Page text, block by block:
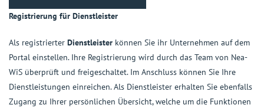
Registrierung für Dienstleister
Als registrierter Dienstleister können Sie ihr Unternehmen auf dem
Portal einstellen. Ihre Registrierung wird durch das Team von Nea-
WiS überprüft und freigeschaltet. Im Anschluss können Sie Ihre
Dienstleistungen einreichen. Als Dienstleister erhalten Sie ebenfalls
Zugang zu Ihrer persönlichen Übersicht, welche um die Funktionen